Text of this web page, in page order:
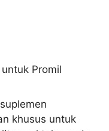
khusus untuk